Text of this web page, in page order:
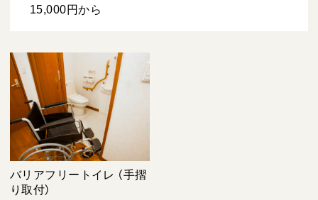
15,000円から
バリアフリートイレ （手摺
り取付）